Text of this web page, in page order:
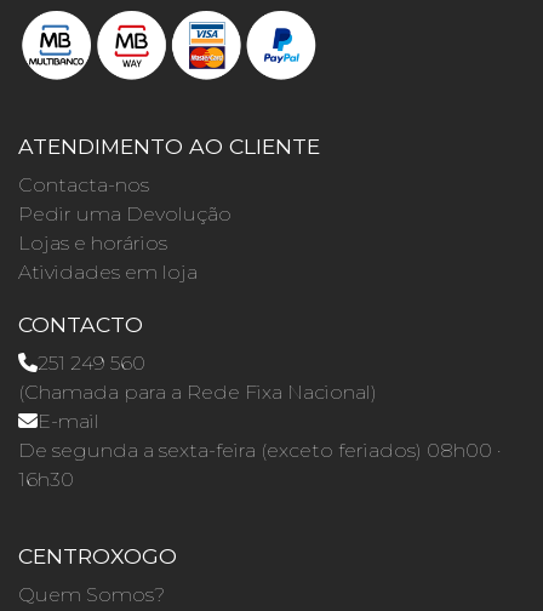
ATENDIMENTO AO CLIENTE
Contacta-nos
Pedir uma Devolução
Lojas e horários
Atividades em loja
CONTACTO
251 249 560
(Chamada para a Rede Fixa Nacional)
E-mail
De segunda a sexta-feira (exceto feriados) 08h00 ·
16h30
CENTROXOGO
Quem Somos?